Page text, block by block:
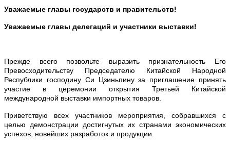
Уважаемые главы государств и правительств!
Уважаемые главы делегаций и участники выставки!
Прежде всего позвольте выразить признательность Его
Превосходительству Председателю Китайской Народной
Республики господину Си Цзиньпину за приглашение принять
участие в церемонии открытия Третьей Китайской
международной выставки импортных товаров.
Приветствую всех участников мероприятия, собравшихся с
целью демонстрации достигнутых их странами экономических
успехов, новейших разработок и продукции.